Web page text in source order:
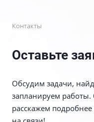
Контакты
Оставьте
Обсудим задачи,
запланируем
расскажем